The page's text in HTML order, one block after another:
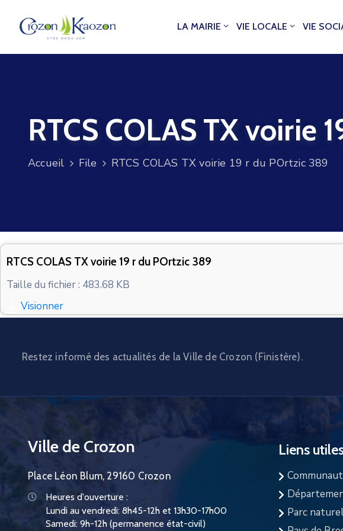
LA MAIRIE VIE LOCALE VIE
RTCS COLAS TX voirie
Accueil File RTCS COLAS TX voirie 19 r du POrtzic 389
RTCS COLAS TX voirie 19 r du POrtzic 389
Taille du fichier : 483.68 KB
Visionner
Restez informé des actualités de la Ville de Crozon (Finistère).
Ville de Crozon
Place Léon Blum, 29160 Crozon
Heures d'ouverture :
Lundi au vendredi: 8h45-12h et 13h30-17h00
Samedi: 9h-12h (permanence état-civil)
Liens
Parc